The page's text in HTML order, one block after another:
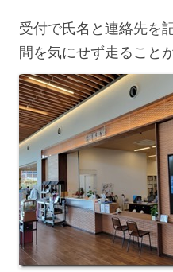
受付で氏名と連絡先を
間を気にせず走ること